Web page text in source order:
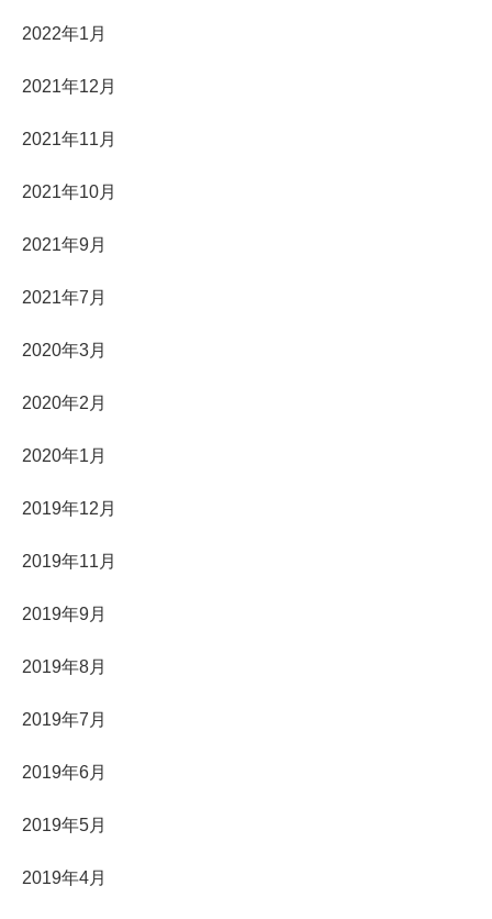
2022年1月
2021年12月
2021年11月
2021年10月
2021年9月
2021年7月
2020年3月
2020年2月
2020年1月
2019年12月
2019年11月
2019年9月
2019年8月
2019年7月
2019年6月
2019年5月
2019年4月